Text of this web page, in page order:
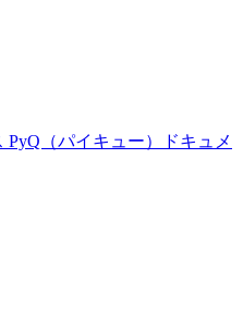
PyQ（パイキュー）ドキュメ